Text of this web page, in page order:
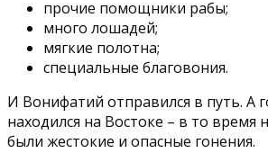
прочие помощники рабы;
много лошадей;
мягкие полотна;
специальные благовония.
И Вонифатий отправился в путь. А
находился на Востоке – в то время
были жестокие и опасные гонения.